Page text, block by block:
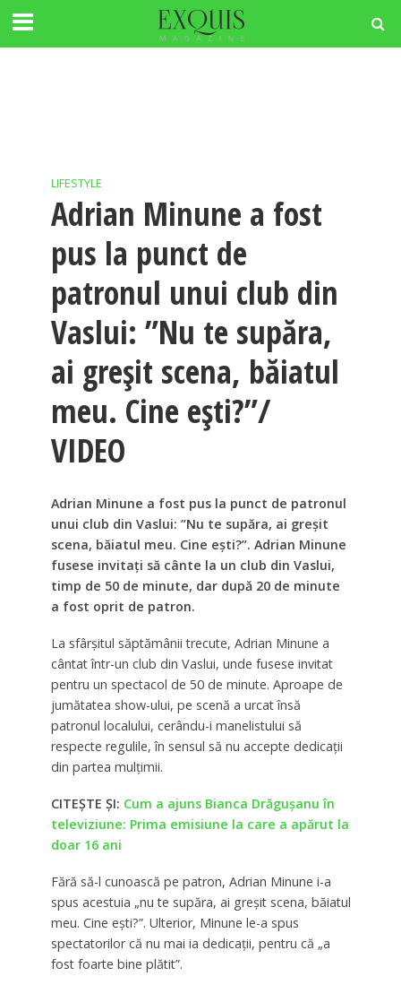
LIFESTYLE
Adrian Minune a fost
pus la punct de
patronul unui club din
Vaslui: ”Nu te supăra,
ai greșit scena, băiatul
meu. Cine ești?”/
VIDEO
Adrian Minune a fost pus la punct de patronul
unui club din Vaslui: ”Nu te supăra, ai greșit
scena, băiatul meu. Cine ești?”. Adrian Minune
fusese invitați să cânte la un club din Vaslui,
timp de 50 de minute, dar după 20 de minute
a fost oprit de patron.
La sfârșitul săptămânii trecute, Adrian Minune a
cântat într-un club din Vaslui, unde fusese invitat
pentru un spectacol de 50 de minute. Aproape de
jumătatea show-ului, pe scenă a urcat însă
patronul localului, cerându-i manelistului să
respecte regulile, în sensul să nu accepte dedicații
din partea mulțimii.
CITEȘTE ȘI: Cum a ajuns Bianca Drăgușanu în
televiziune: Prima emisiune la care a apărut la
doar 16 ani
Fără să-l cunoască pe patron, Adrian Minune i-a
spus acestuia „nu te supăra, ai greșit scena, băiatul
meu. Cine ești?”. Ulterior, Minune le-a spus
spectatorilor că nu mai ia dedicații, pentru că „a
fost foarte bine plătit”.